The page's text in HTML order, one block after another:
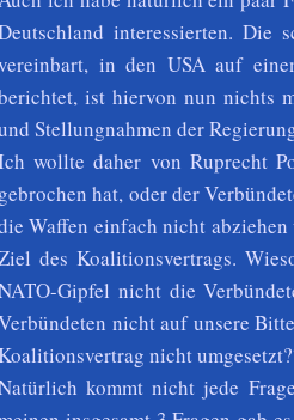
interessierten. Die
in den USA auf
ist hiervon nun nichts
Stellungnahmen der
wollte daher von Ruprecht
gebrochen hat, oder der
Waffen einfach nicht
des Koalitionsvertrags.
Gipfel nicht die
nicht auf unsere
nicht
kommt nicht jede